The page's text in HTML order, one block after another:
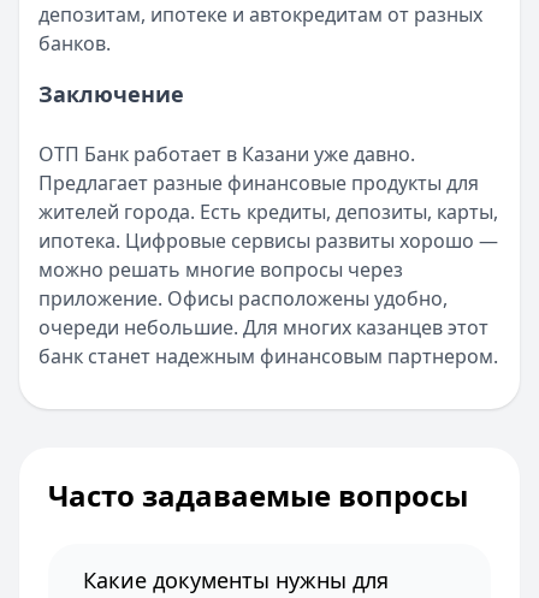
депозитам, ипотеке и автокредитам от разных
банков.
Заключение
ОТП Банк работает в Казани уже давно.
Предлагает разные финансовые продукты для
жителей города. Есть кредиты, депозиты, карты,
ипотека. Цифровые сервисы развиты хорошо —
можно решать многие вопросы через
приложение. Офисы расположены удобно,
очереди небольшие. Для многих казанцев этот
банк станет надежным финансовым партнером.
Часто задаваемые вопросы
Какие документы нужны для